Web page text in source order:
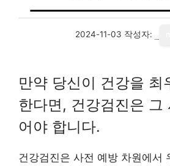
2024-11-03 작성자:
만약 당신이 건강을 최
한다면, 건강검진은 그
어야 합니다.
건강검진은 사전 예방 차원에서